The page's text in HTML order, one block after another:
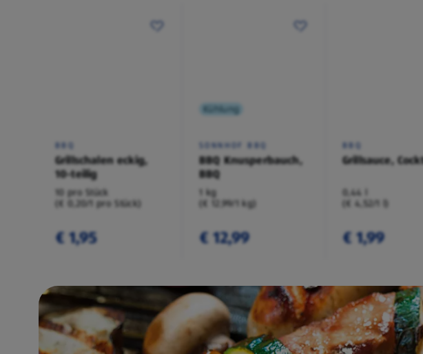
BBQ
Grillschalen eckig,
10-teilig
10 pro Stück
(€ 0,20/1 pro Stück)
€ 1,95
Kühlung
SONNHOF BBQ
BBQ Knusperbauch,
BBQ
1 kg
(€ 12,99/1 kg)
€ 12,99
BBQ
Grillsauce,
0,44 l
(€ 4,52/1 l)
€ 1,99